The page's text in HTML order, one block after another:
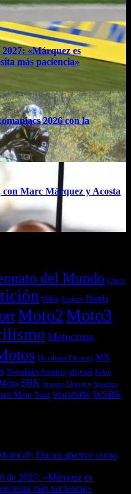
«Márquez es
más paciencia»
2026 con la
con Marc Márquez y Acosta
del Mundo Casco
Dakar Enduro Honda
Moto2Moto3
Motocross
Movilidad Eléctrica MX
Novedades Scooters off-road Polini
SBK Scooter Eléctrico Scooters
Moto Trial WorldSBK WSBK
Ducati aparece como
de 2027: «Márquez es
más paciencia»